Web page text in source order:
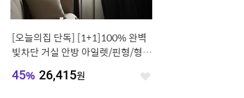
[오늘의집 단독] [1+1]100% 완벽
빛차단 거실 안방 아일렛/핀형/형상
45% 26,415원 좋